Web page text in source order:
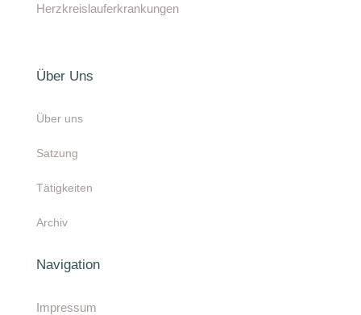
Herzkreislauferkrankungen
Über Uns
Über uns
Satzung
Tätigkeiten
Archiv
Navigation
Impressum